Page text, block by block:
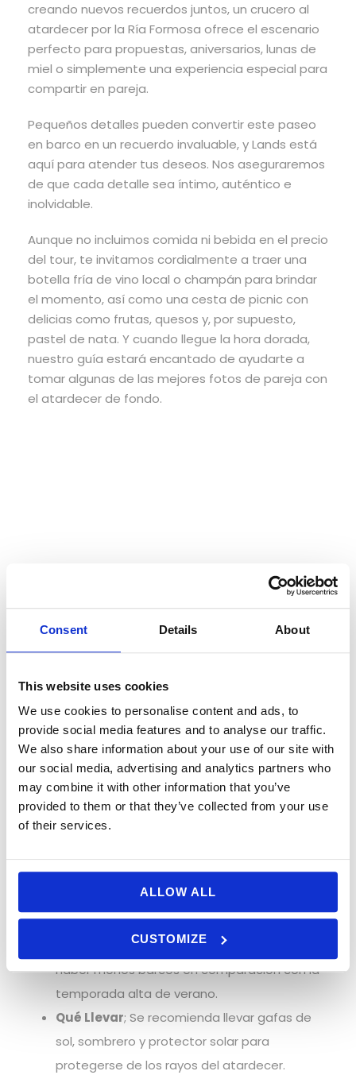
Consent Details About
This website uses cookies
We use cookies to personalise content and ads, to
provide social media features and to analyse our traffic.
We also share information about your use of our site with
our social media, advertising and analytics partners who
may combine it with other information that you’ve
provided to them or that they’ve collected from your use
of their services.
ALLOW ALL
CUSTOMIZE
creando nuevos recuerdos juntos, un crucero al
atardecer por la Ría Formosa ofrece el escenario
perfecto para propuestas, aniversarios, lunas de
miel o simplemente una experiencia especial para
compartir en pareja.
Pequeños detalles pueden convertir este paseo
en barco en un recuerdo invaluable, y Lands está
aquí para atender tus deseos. Nos aseguraremos
de que cada detalle sea íntimo, auténtico e
inolvidable.
Aunque no incluimos comida ni bebida en el precio
del tour, te invitamos cordialmente a traer una
botella fría de vino local o champán para brindar
el momento, así como una cesta de picnic con
delicias como frutas, quesos y, por supuesto,
pastel de nata. Y cuando llegue la hora dorada,
nuestro guía estará encantado de ayudarte a
tomar algunas de las mejores fotos de pareja con
el atardecer de fondo.
Consejos para Tu Tour al
Atardecer por la Ría
Formosa
Para asegurarte de que tu escapada romántica
sea todo lo que esperas, echa un vistazo a
nuestras sugerencias a continuación:
atardecer se realizan durante todo el año, los
tonos cálidos de la primavera hasta
principios del otoño ofrecen cielos
especialmente impresionantes, además de
haber menos barcos en comparación con la
temporada alta de verano.
Qué Llevar; Se recomienda llevar gafas de
sol, sombrero y protector solar para
protegerse de los rayos del atardecer.